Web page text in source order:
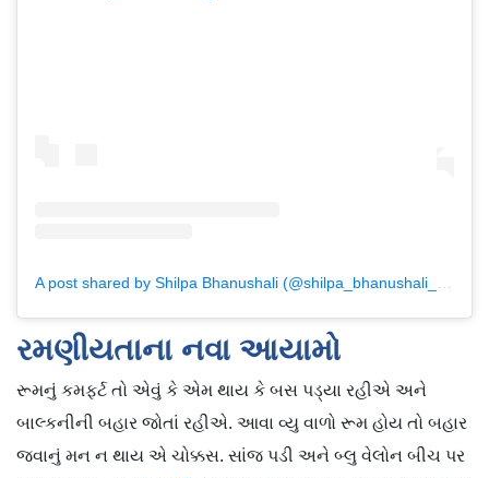
રમણીયતાના નવા આયામો
રૂમનું કમફર્ટ તો એવું કે એમ થાય કે બસ પડ્યા રહીએ અને
બાલ્કનીની બહાર જોતાં રહીએ. આવા વ્યુ વાળો રૂમ હોય તો બહાર
જવાનું મન ન થાય એ ચોક્કસ. સાંજ પડી અને બ્લુ વેલોન બીચ પર